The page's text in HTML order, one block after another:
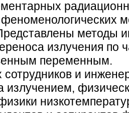
методы
излучения по
переменным.
и
излучением,